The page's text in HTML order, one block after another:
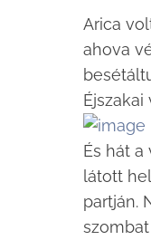
Arica
ahova
Éjszakai
És hát
látott
partján.